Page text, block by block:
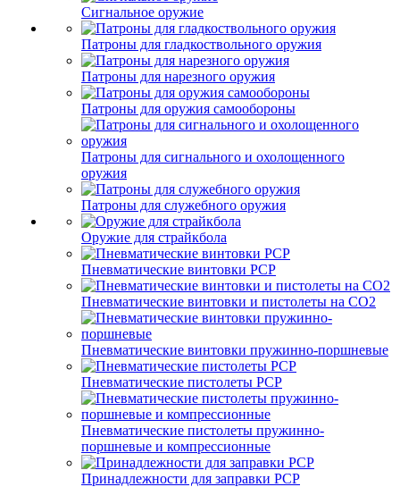
Сигнальное оружие
Патроны для гладкоствольного оружия
Патроны для нарезного оружия
Патроны для оружия самообороны
Патроны для сигнального и охолощенного
оружия
Патроны для служебного оружия
Оружие для страйкбола
Пневматические винтовки PCP
Пневматические винтовки и пистолеты на CO2
Пневматические винтовки пружинно-поршневые
Пневматические пистолеты PCP
Пневматические пистолеты пружинно-
поршневые и компрессионные
Принадлежности для заправки PCP